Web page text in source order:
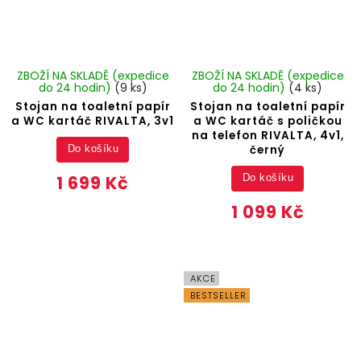
Stojan na toaletní papír
a WC kartáč RIVALTA, 3v1
ZBOŽÍ NA SKLADĚ (expedice
do 24 hodin) (9 ks)
1 699 Kč
Do košíku
Stojan na toaletní papír
a WC kartáč s poličkou
na telefon RIVALTA, 4v1,
černý
ZBOŽÍ NA SKLADĚ (expedice
do 24 hodin) (4 ks)
1 099 Kč
Do košíku
AKCE
BESTSELLER